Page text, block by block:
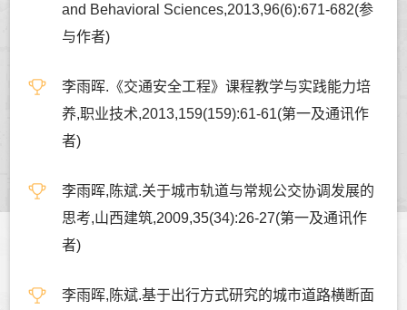
and Behavioral Sciences,2013,96(6):671-682(参
与作者)
李雨晖.《交通安全工程》课程教学与实践能力培
养,职业技术,2013,159(159):61-61(第一及通讯作
者)
李雨晖,陈斌.关于城市轨道与常规公交协调发展的
思考,山西建筑,2009,35(34):26-27(第一及通讯作
者)
李雨晖,陈斌.基于出行方式研究的城市道路横断面